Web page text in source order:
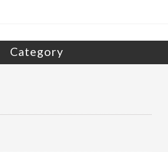
Category